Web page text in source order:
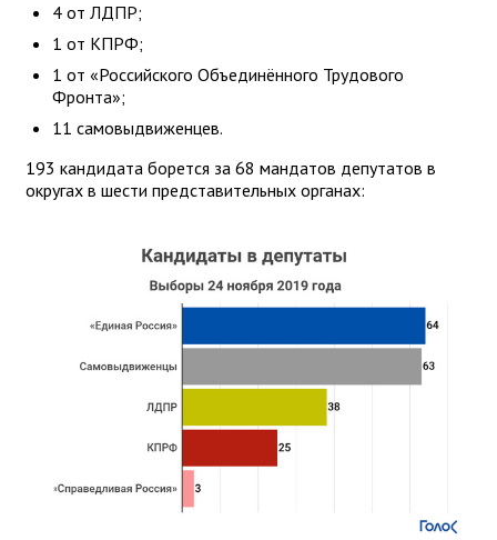
4 от ЛДПР;
1 от КПРФ;
1 от «Российского Объединённого Трудового
Фронта»;
11 самовыдвиженцев.
193 кандидата борется за 68 мандатов депутатов в
округах в шести представительных органах: